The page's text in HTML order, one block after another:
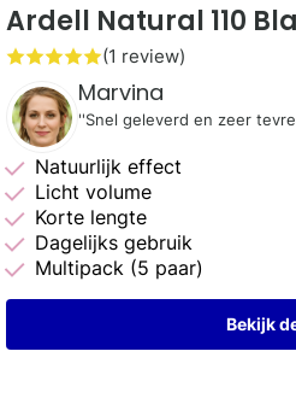
Ardell Natural 110
(1 review)
Marvina
''Snel geleverd en zeer
Natuurlijk effect
Licht volume
Korte lengte
Dagelijks gebruik
Multipack (5 paar)
Bekijk